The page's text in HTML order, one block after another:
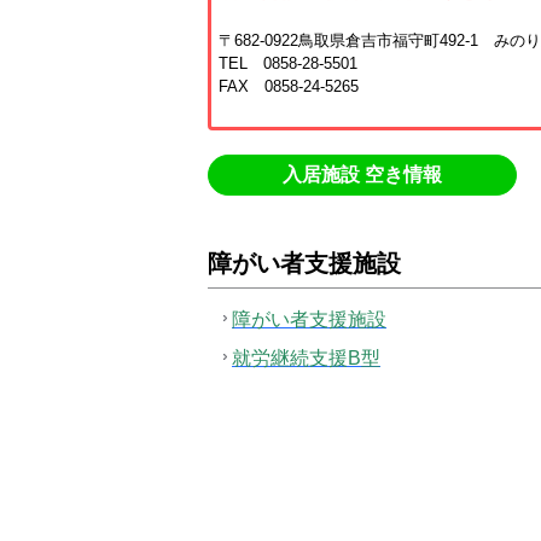
〒682-0922鳥取県倉吉市福守町492-1 みの
TEL 0858-28-5501
FAX 0858-24-5265
入居施設 空き情報
障がい者支援施設
障がい者支援施設
就労継続支援B型